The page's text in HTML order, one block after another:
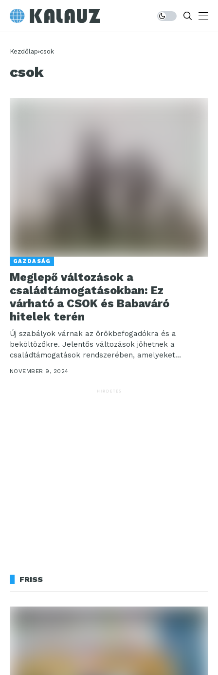
Kezdőlap csok
csok
GAZDASÁG
Meglepő változások a
családtámogatásokban: Ez
várható a CSOK és Babaváró
hitelek terén
Új szabályok várnak az örökbefogadókra és a
beköltözőkre. Jelentős változások jöhetnek a
családtámogatások rendszerében, amelyeket
fogalmaztak meg. A...
NOVEMBER 9, 2024
HIRDETÉS
FRISS